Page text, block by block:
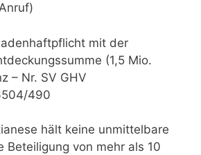
mit der
(1,5 Mio.
– Nr. SV GHV
490
hält keine unmittelbare
Beteiligung von mehr als 10